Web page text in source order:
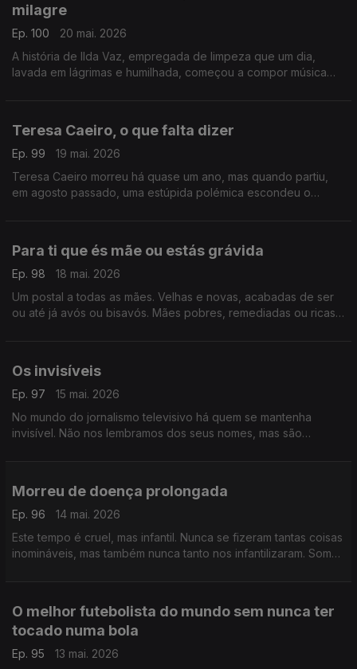
milagre
Ep. 100
20 mai. 2026
A história de Ilda Vaz, empregada de limpeza que um dia,
lavada em lágrimas e humilhada, começou a compor música
Teresa Caeiro, o que falta dizer
Ep. 99
19 mai. 2026
Teresa Caeiro morreu há quase um ano, mas quando partiu,
em agosto passado, uma estúpida polémica escondeu o
Para ti que és mãe ou estás grávida
Ep. 98
18 mai. 2026
Um postal a todas as mães. Velhas e novas, acabadas de ser
ou até já avós ou bisavós. Mães pobres, remediadas ou ricas.
Os invisíveis
Ep. 97
15 mai. 2026
No mundo do jornalismo televisivo há quem se mantenha
invisível. Não nos lembramos dos seus nomes, mas são
Morreu de doença prolongada
Ep. 96
14 mai. 2026
Este tempo é cruel, mas infantil. Nunca se fizeram tantas coisas
inomináveis, mas também nunca tanto nos infantilizaram. Somos
O melhor futebolista do mundo sem nunca ter
tocado numa bola
Ep. 95
13 mai. 2026